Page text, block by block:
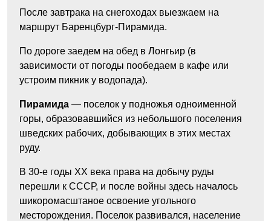
После завтрака на снегоходах выезжаем на
маршрут Баренцбург-Пирамида.
По дороге заедем на обед в Лонгьир (в
зависимости от погоды пообедаем в кафе или
устроим пикник у водопада).
Пирамида — поселок у подножья одноименной
горы, образовавшийся из небольшого поселения
шведских рабочих, добывающих в этих местах
руду.
В 30-е годы XX века права на добычу руды
перешли к СССР, и после войны здесь началось
шикоромасштаное освоение угольного
месторождения. Поселок развивался, население